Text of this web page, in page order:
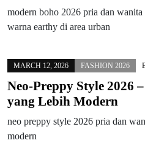
modern boho 2026 pria dan
warna earthy di area urban
MARCH 12, 2026 FASHION 2026
Neo-Preppy Style 2026
yang Lebih Modern
neo preppy style 2026 pria dan
modern